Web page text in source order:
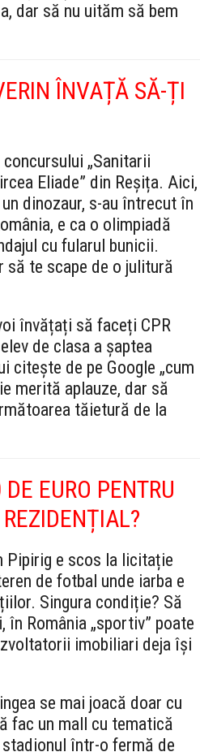
dar să nu uităm să bem
ÎNVAȚĂ SĂ-ȚI
„Sanitarii
Eliade” din Reșița. Aici,
dinozaur, s-au întrecut în
e ca o olimpiadă
cu fularul bunicii.
să te scape de o julitură
învățați să faceți CPR
de clasa a șaptea
citește de pe Google „cum
merită aplauze, dar să
tăietură de la
EURO PENTRU
Pipirig e scos la licitație
de fotbal unde iarba e
Singura condiție? Să
România „sportiv” poate
imobiliari deja își
se mai joacă doar cu
fac un mall cu tematică
într-o fermă de